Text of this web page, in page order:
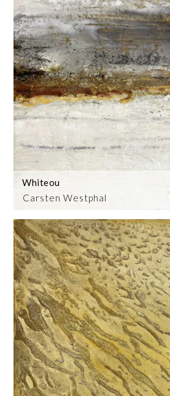
Carsten Westphal
Whiteou